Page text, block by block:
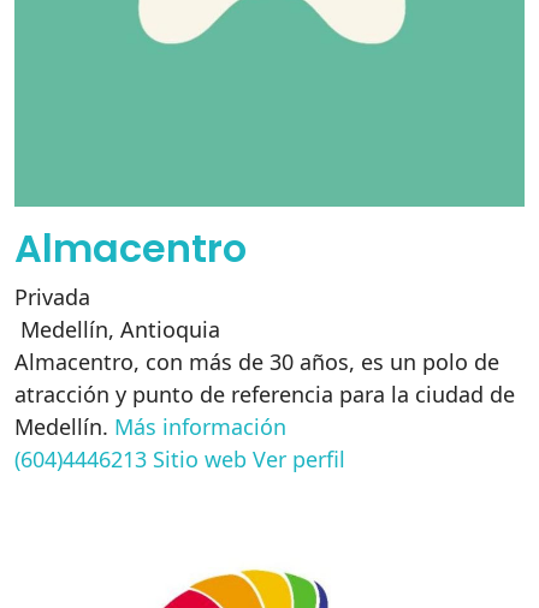
Almacentro
Privada
Medellín, Antioquia
Almacentro, con más de 30 años, es un polo de
atracción y punto de referencia para la ciudad de
Medellín. Más información
(604)4446213 Sitio web Ver perfil